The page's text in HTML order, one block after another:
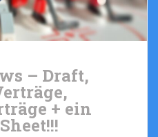
– Draft,
+ ein